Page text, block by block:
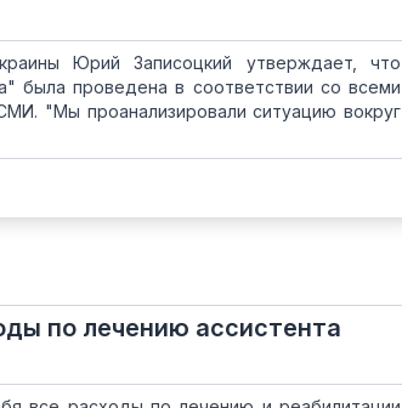
Юрий Записоцкий утверждает, что
была проведена в соответствии со всеми
"Мы проанализировали ситуацию вокруг
по лечению ассистента